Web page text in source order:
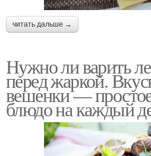
читать дальше →
Нужно ли варить
перед жаркой.
вешенки —
блюдо на каждый